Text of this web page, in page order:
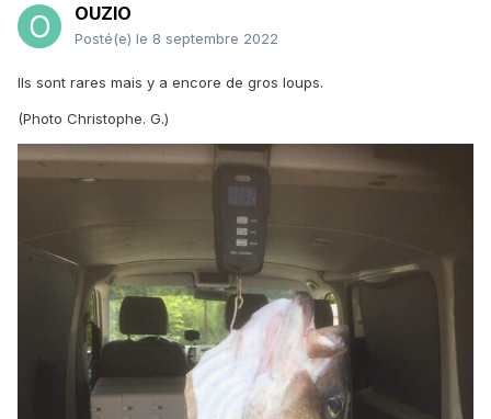
OUZIO
Posté(e) le 8 septembre 2022
Ils sont rares mais y a encore de gros loups.
(Photo Christophe. G.)